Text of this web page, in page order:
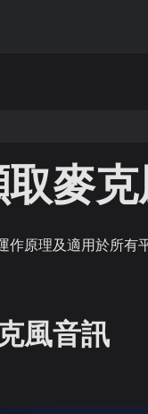
麥
作原理及適用於所有
風音訊